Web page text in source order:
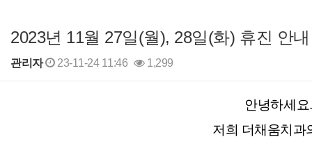
2023년 11월 27일(월), 28일(화) 휴진 안내
관리자 23-11-24 11:46 1,299
안녕하세요.
저희 더채움치과